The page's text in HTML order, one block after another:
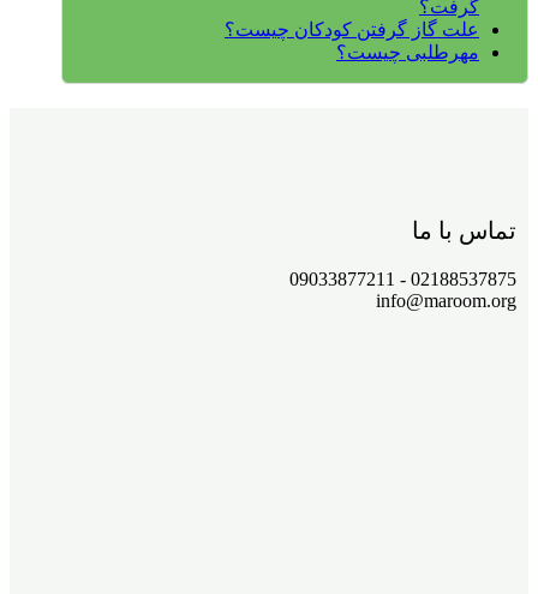
گرفت؟
علت گاز گرفتن کودکان چیست؟
مهرطلبی چیست؟
تماس با ما
02188537875 - 09033877211
info@maroom.org